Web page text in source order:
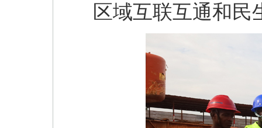
区域互联互通和民